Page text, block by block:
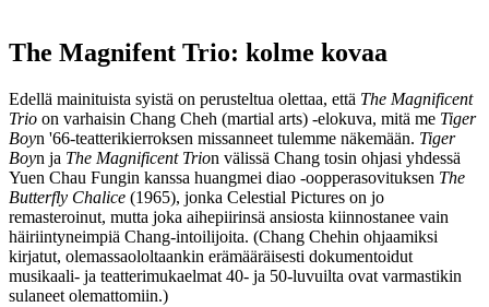
The Magnifent Trio: kolme kovaa
Edellä mainituista syistä on perusteltua olettaa, että The Magnificent
Trio on varhaisin Chang Cheh (martial arts) ‑elokuva, mitä me Tiger
Boyn '66-teatterikierroksen missanneet tulemme näkemään. Tiger
Boyn ja The Magnificent Trion välissä Chang tosin ohjasi yhdessä
Yuen Chau Fungin kanssa huangmei diao ‑oopperasovituksen The
Butterfly Chalice (1965), jonka Celestial Pictures on jo
remasteroinut, mutta joka aihepiirinsä ansiosta kiinnostanee vain
häiriintyneimpiä Chang-intoilijoita. (Chang Chehin ohjaamiksi
kirjatut, olemassaololtaankin erämääräisesti dokumentoidut
musikaali‑ ja teatterimukaelmat 40‑ ja 50‑luvuilta ovat varmastikin
sulaneet olemattomiin.)